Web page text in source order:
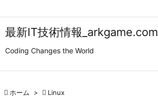
最新IT技術情報_arkgame.com
Coding Changes the World
 ホーム >  Linux